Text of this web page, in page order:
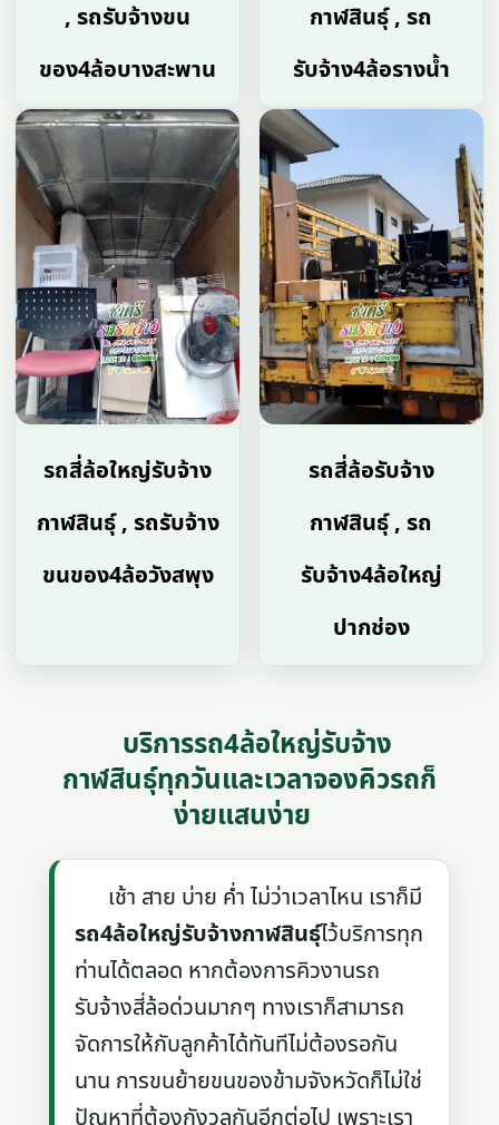
, รถรับจ้างขน
ของ4ล้อบางสะพาน
กาฬสินธุ์ , รถ
รับจ้าง4ล้อรางน้ำ
รถสี่ล้อใหญ่รับจ้าง
กาฬสินธุ์ , รถรับจ้าง
ขนของ4ล้อวังสพุง
รถสี่ล้อรับจ้าง
กาฬสินธุ์ , รถ
รับจ้าง4ล้อใหญ่
ปากช่อง
บริการรถ4ล้อใหญ่รับจ้าง
กาฬสินธุ์ทุกวันและเวลาจองคิวรถก็
ง่ายแสนง่าย
เช้า สาย บ่าย ค่ำ ไม่ว่าเวลาไหน เราก็มี
รถ4ล้อใหญ่รับจ้างกาฬสินธุ์ไว้บริการทุก
ท่านได้ตลอด หากต้องการคิวงานรถ
รับจ้างสี่ล้อด่วนมากๆ ทางเราก็สามารถ
จัดการให้กับลูกค้าได้ทันทีไม่ต้องรอกัน
นาน การขนย้ายขนของข้ามจังหวัดก็ไม่ใช่
ปัญหาที่ต้องกังวลกันอีกต่อไป เพราะเรา